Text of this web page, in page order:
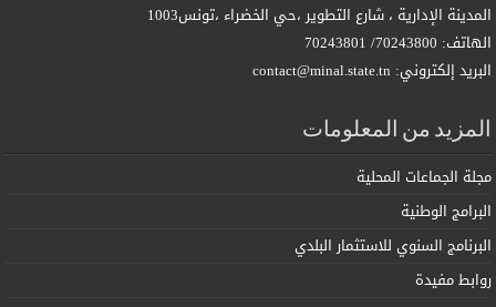
المدينة الإدارية ، شارع التطوير ،حي الخضراء ،تونس1003
الهاتف: 70243800/ 70243801
البريد إلكتروني: contact@minal.state.tn
المزيد من المعلومات
مجلة الجماعات المحلية
البرامج الوطنية
البرنامج السنوي للاستثمار البلدي
روابط مفيدة